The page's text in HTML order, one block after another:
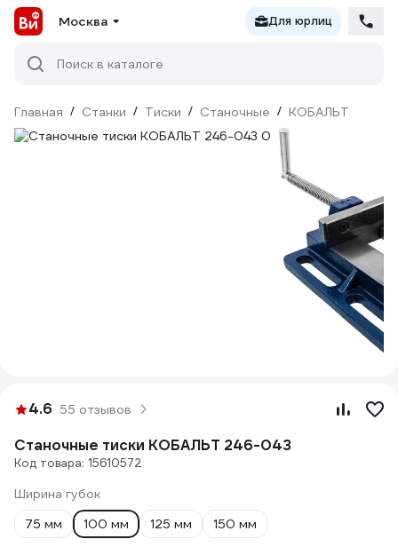
Москва Для юрлиц
Поиск в каталоге
Главная / Станки / Тиски / Станочные / КОБАЛЬТ
4.6 55 отзывов
Станочные тиски КОБАЛЬТ 246-043
Код товара: 15610572
Ширина губок
75 мм
100 мм 125 мм 150 мм